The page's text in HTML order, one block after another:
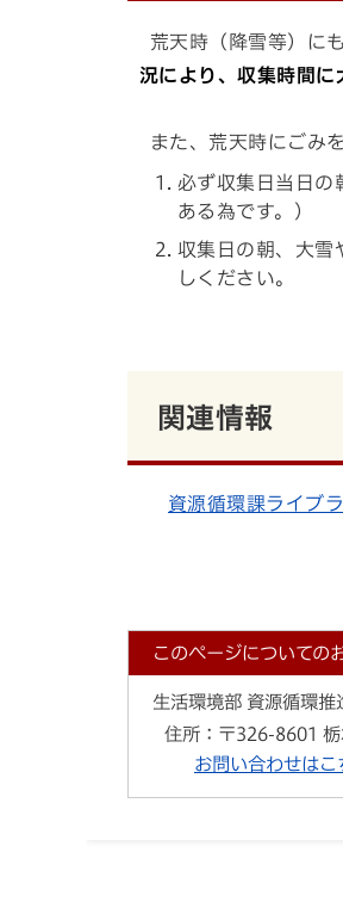
荒天時（降雪等）に
況により、収集時間に
また、荒天時にごみ
必ず収集日当日の
ある為です。）
収集日の朝、大雪
しください。
関連情報
資源循環課ライブ
このページについての
生活環境部 資源循環推
住所： 〒326-8601
お問い合わせはこ